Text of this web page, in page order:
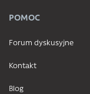
POMOC
Forum dyskusyjne
Kontakt
Blog